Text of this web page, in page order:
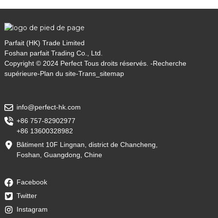
Parfait (HK) Trade Limited
Foshan parfait Trading Co., Ltd.
Copyright © 2024 Perfect Tous droits réservés. -Recherche
supérieure-Plan du site-Trans_sitemap
info@perfect-hk.com
+86 757-82902977
+86 13600328982
Bâtiment 10F Lingnan, district de Chancheng,
Foshan, Guangdong, Chine
Facebook
Twitter
Instagram